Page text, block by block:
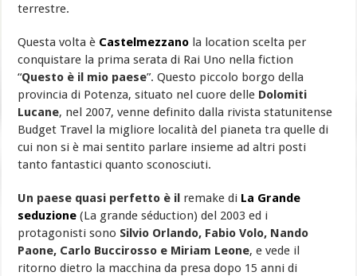
terrestre.
Questa volta è Castelmezzano la location scelta per
conquistare la prima serata di Rai Uno nella fiction
“Questo è il mio paese”. Questo piccolo borgo della
provincia di Potenza, situato nel cuore delle Dolomiti
Lucane, nel 2007, venne definito dalla rivista statunitense
Budget Travel la migliore località del pianeta tra quelle di
cui non si è mai sentito parlare insieme ad altri posti
tanto fantastici quanto sconosciuti.
Un paese quasi perfetto è il remake di La Grande
seduzione (La grande séduction) del 2003 ed i
protagonisti sono Silvio Orlando, Fabio Volo, Nando
Paone, Carlo Buccirosso e Miriam Leone, e vede il
ritorno dietro la macchina da presa dopo 15 anni di